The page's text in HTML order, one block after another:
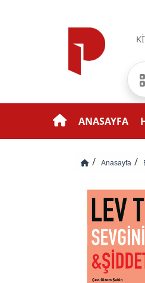
ANASAYFA
Anasayfa